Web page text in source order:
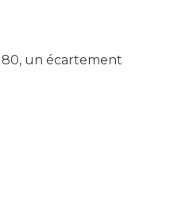
80, un écartement